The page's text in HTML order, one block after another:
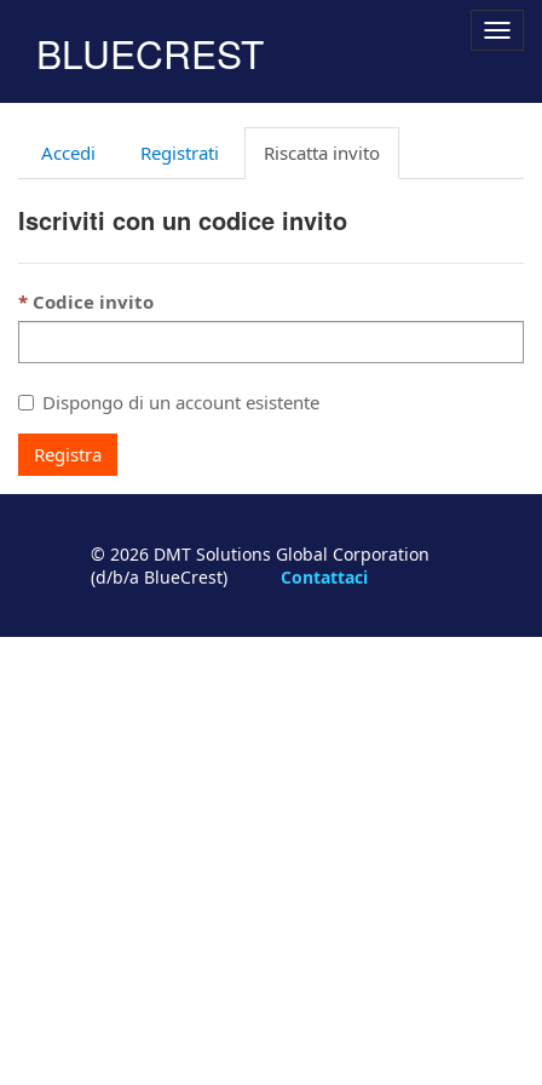
BLUECREST
Accedi Registrati Riscatta invito
Iscriviti con un codice invito
Codice invito
Dispongo di un account esistente
Registra
© 2026 DMT Solutions Global Corporation
(d/b/a BlueCrest) Contattaci